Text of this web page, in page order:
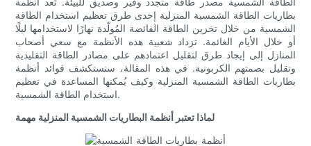
بطاريات الطاقة الشمسية المنزلية إحدى طرق تعظيم استخدام الطاقة
الشمسية من خلال تخزين الطاقة الفائضة المُولّدة نهارًا لاستخدامها ليلًا
أو خلال الأيام الغائمة. تزداد شعبية هذه الأنظمة مع سعي أصحاب
المنازل إلى إيجاد طرق لتقليل اعتمادهم على مصادر الطاقة التقليدية
وتقليل بصمتهم الكربونية. في هذه المقالة، سنستكشف فوائد أنظمة
بطاريات الطاقة الشمسية المنزلية وكيف يُمكنها المساعدة في تعظيم
استخدام الطاقة الشمسية.
لماذا تعتبر أنظمة البطاريات الشمسية المنزلية مهمة